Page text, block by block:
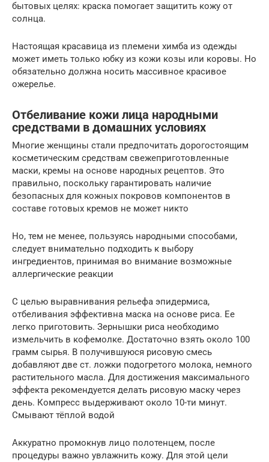
бытовых целях: краска помогает защитить кожу от
солнца.
Настоящая красавица из племени химба из одежды
может иметь только юбку из кожи козы или коровы. Но
обязательно должна носить массивное красивое
ожерелье.
Отбеливание кожи лица народными
средствами в домашних условиях
Многие женщины стали предпочитать дорогостоящим
косметическим средствам свежеприготовленные
маски, кремы на основе народных рецептов. Это
правильно, поскольку гарантировать наличие
безопасных для кожных покровов компонентов в
составе готовых кремов не может никто
Но, тем не менее, пользуясь народными способами,
следует внимательно подходить к выбору
ингредиентов, принимая во внимание возможные
аллергические реакции
С целью выравнивания рельефа эпидермиса,
отбеливания эффективна маска на основе риса. Ее
легко приготовить. Зернышки риса необходимо
измельчить в кофемолке. Достаточно взять около 100
грамм сырья. В получившуюся рисовую смесь
добавляют две ст. ложки подогретого молока, немного
растительного масла. Для достижения максимального
эффекта рекомендуется делать рисовую маску через
день. Компресс выдерживают около 10-ти минут.
Смывают тёплой водой
Аккуратно промокнув лицо полотенцем, после
процедуры важно увлажнить кожу. Для этой цели